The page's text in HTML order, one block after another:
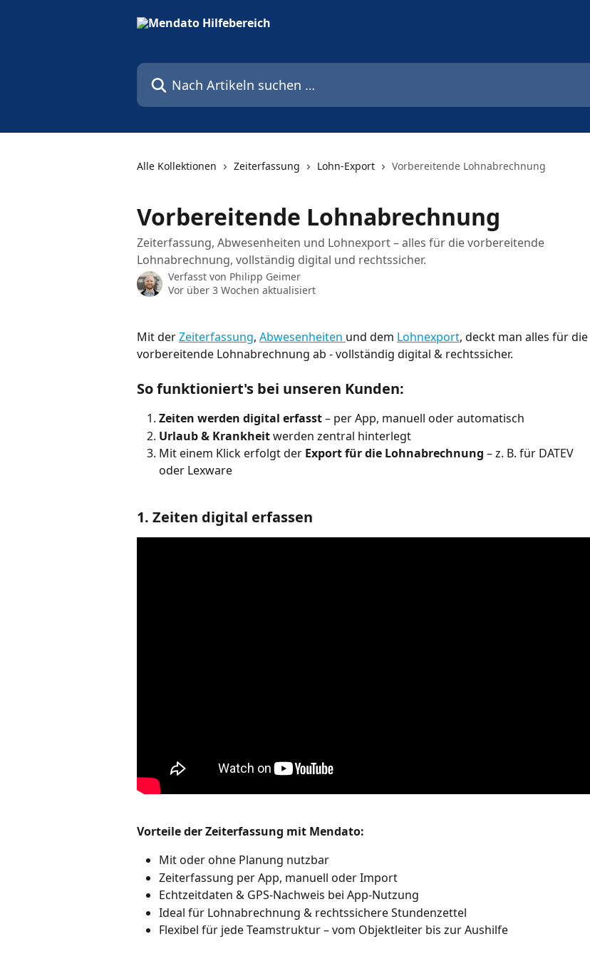
Nach Artikeln suchen …
Alle Kollektionen Zeiterfassung Lohn-Export Vorbereitende Lohnabrechnung
Vorbereitende Lohnabrechnung
Zeiterfassung, Abwesenheiten und Lohnexport – alles für die vorbereitende
Lohnabrechnung, vollständig digital und rechtssicher.
Verfasst von Philipp Geimer
Vor über 3 Wochen aktualisiert
Mit der Zeiterfassung, Abwesenheiten und dem Lohnexport, deckt man alles für die
vorbereitende Lohnabrechnung ab - vollständig digital & rechtssicher.
So funktioniert's bei unseren Kunden:
Zeiten werden digital erfasst – per App, manuell oder automatisch
Urlaub & Krankheit werden zentral hinterlegt
Mit einem Klick erfolgt der Export für die Lohnabrechnung – z. B. für DATEV
oder Lexware
1. Zeiten digital erfassen
Vorteile der Zeiterfassung mit Mendato:
Mit oder ohne Planung nutzbar
Zeiterfassung per App, manuell oder Import
Echtzeitdaten & GPS-Nachweis bei App-Nutzung
Ideal für Lohnabrechnung & rechtssichere Stundenzettel
Flexibel für jede Teamstruktur – vom Objektleiter bis zur Aushilfe